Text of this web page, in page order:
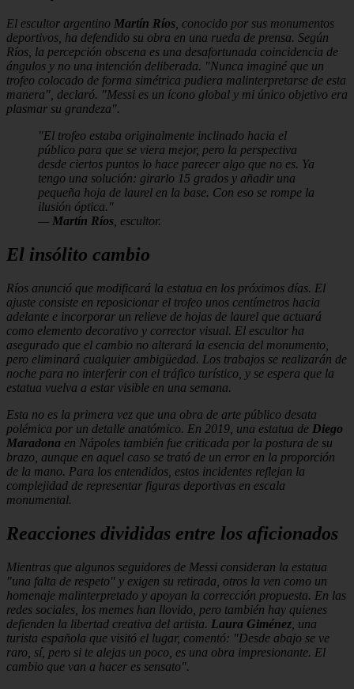
El escultor argentino Martín Ríos, conocido por sus monumentos
deportivos, ha defendido su obra en una rueda de prensa. Según
Ríos, la percepción obscena es una desafortunada coincidencia de
ángulos y no una intención deliberada. "Nunca imaginé que un
trofeo colocado de forma simétrica pudiera malinterpretarse de esta
manera", declaró. "Messi es un ícono global y mi único objetivo era
plasmar su grandeza".
"El trofeo estaba originalmente inclinado hacia el
público para que se viera mejor, pero la perspectiva
desde ciertos puntos lo hace parecer algo que no es. Ya
tengo una solución: girarlo 15 grados y añadir una
pequeña hoja de laurel en la base. Con eso se rompe la
ilusión óptica."
— Martín Ríos, escultor.
El insólito cambio
Ríos anunció que modificará la estatua en los próximos días. El
ajuste consiste en reposicionar el trofeo unos centímetros hacia
adelante e incorporar un relieve de hojas de laurel que actuará
como elemento decorativo y corrector visual. El escultor ha
asegurado que el cambio no alterará la esencia del monumento,
pero eliminará cualquier ambigüedad. Los trabajos se realizarán de
noche para no interferir con el tráfico turístico, y se espera que la
estatua vuelva a estar visible en una semana.
Esta no es la primera vez que una obra de arte público desata
polémica por un detalle anatómico. En 2019, una estatua de Diego
Maradona en Nápoles también fue criticada por la postura de su
brazo, aunque en aquel caso se trató de un error en la proporción
de la mano. Para los entendidos, estos incidentes reflejan la
complejidad de representar figuras deportivas en escala
monumental.
Reacciones divididas entre los aficionados
Mientras que algunos seguidores de Messi consideran la estatua
"una falta de respeto" y exigen su retirada, otros la ven como un
homenaje malinterpretado y apoyan la corrección propuesta. En las
redes sociales, los memes han llovido, pero también hay quienes
defienden la libertad creativa del artista. Laura Giménez , una
turista española que visitó el lugar, comentó: "Desde abajo se ve
raro, sí, pero si te alejas un poco, es una obra impresionante. El
cambio que van a hacer es sensato".